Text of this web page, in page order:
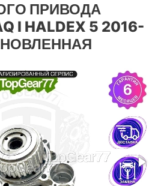
ПРИВОДА
I HALDEX 5 2016-